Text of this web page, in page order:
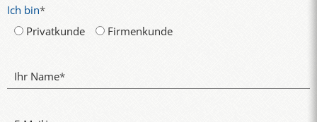
Ich bin*
Privatkunde
Firmenkunde
Ihr Name*